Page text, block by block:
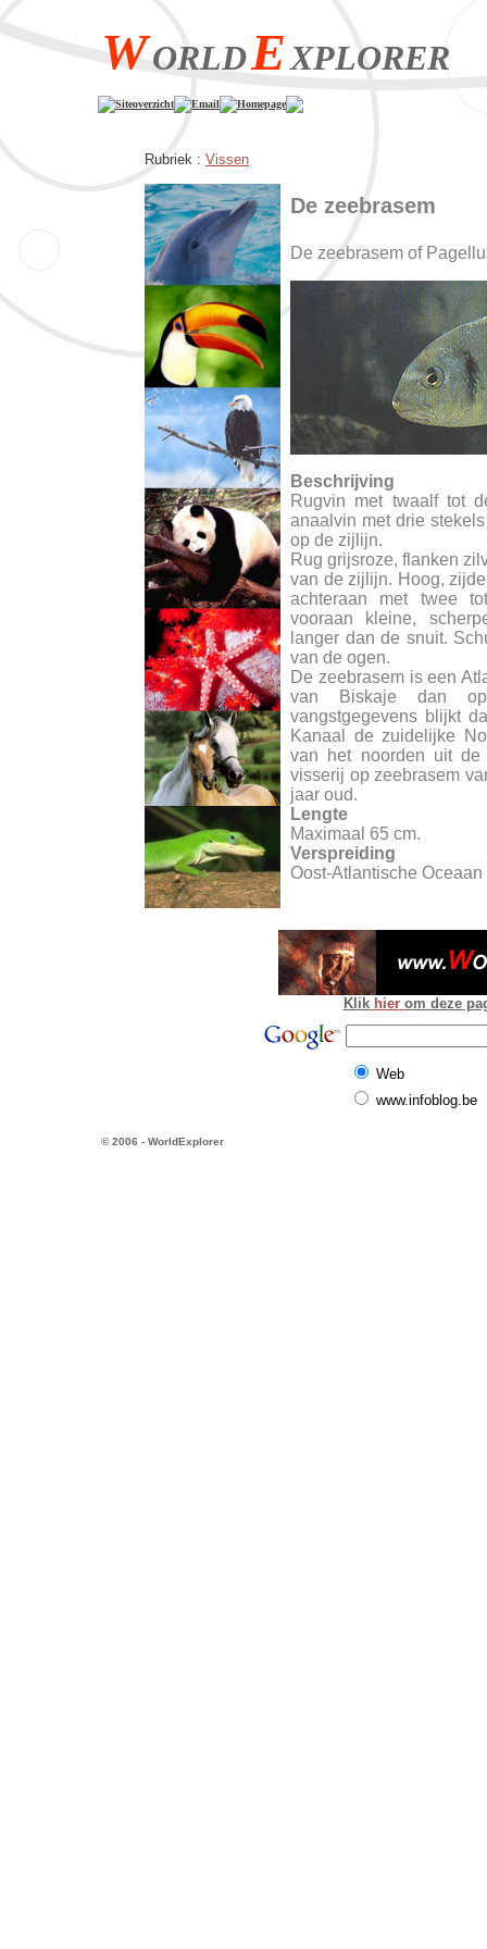
WORLDEXPLORER
Siteoverzicht Email Homepage
Rubriek : Vissen
De zeebrasem
De zeebrasem of
Beschrijving
Rugvin met twaalf tot
anaalvin met drie
op de zijlijn.
Rug grijsroze, flanken
van de zijlijn. Hoog,
achteraan met twee
vooraan kleine,
langer dan de snuit.
van de ogen.
De zeebrasem is een
van Biskaje dan
vangstgegevens blijkt
Kanaal de zuidelijke
van het noorden uit
visserij op zeebrasem
jaar oud.
Lengte
Maximaal 65 cm.
Verspreiding
Oost-Atlantische
Klik hier om deze
Web
www.infoblog.be
© 2006 - WorldExplorer